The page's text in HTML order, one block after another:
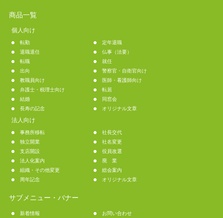
商品一覧
個人向け
転勤
定年退職
退職退任
仏事（法要）
転職
就任
出向
警察官・自衛官向け
教職員向け
医師・看護師向け
弁護士・税理士向け
転居
結婚
同窓会
長寿の記念
オリジナル文章
法人向け
事務所移転
社長交代
独立開業
社名変更
支店開設
役員改選
法人化案内
廃 業
組織・その他変更
総会案内
周年記念
オリジナル文章
サブメニュー・バナー
新着情報 お問い合わせ